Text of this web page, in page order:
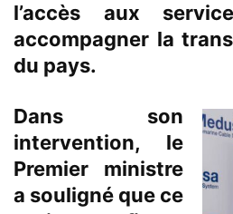
l’accès aux
accompagner la
du pays.
Dans son
intervention, le
Premier ministre
a souligné que ce